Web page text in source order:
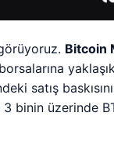
Bitcoin
satış
binin üzerinde